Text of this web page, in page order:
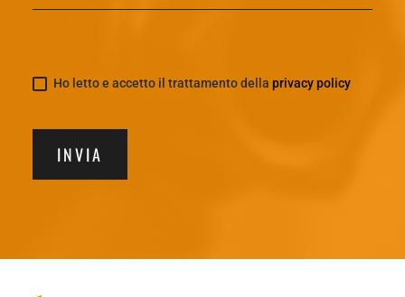
Ho letto e accetto il trattamento della privacy policy
INVIA